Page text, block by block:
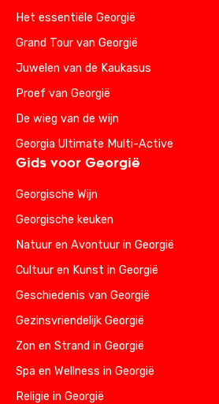
Het essentiële Georgië
Grand Tour van Georgië
Juwelen van de Kaukasus
Proef van Georgië
De wieg van de wijn
Georgia Ultimate Multi-Active
Gids voor Georgië
Georgische Wijn
Georgische keuken
Natuur en Avontuur in Georgië
Cultuur en Kunst in Georgië
Geschiedenis van Georgië
Gezinsvriendelijk Georgië
Zon en Strand in Georgië
Spa en Wellness in Georgië
Religie in Georgië